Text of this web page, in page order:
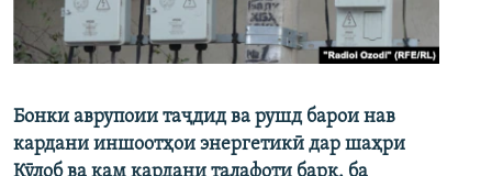
Бонки аврупоии таҷдид ва рушд барои нав
кардани иншоотҳои энергетикӣ дар шаҳри
Кӯлоб ва кам кардани талафоти барқ, ба